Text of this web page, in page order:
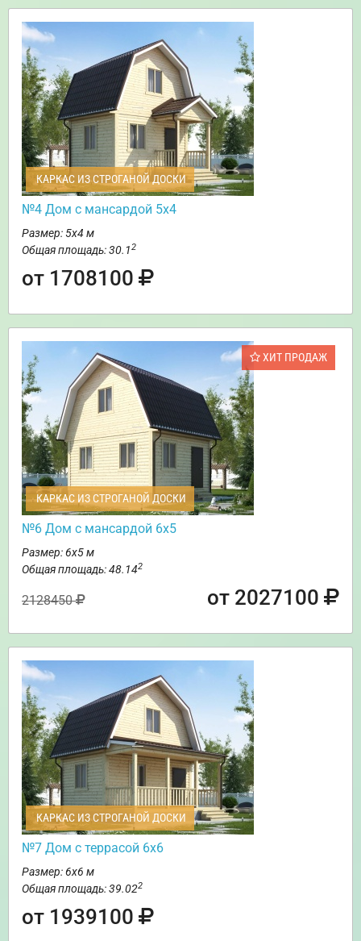
КАРКАС ИЗ СТРОГАНОЙ ДОСКИ
№4 Дом с мансардой 5х4
Размер: 5х4 м
Общая площадь: 30.12
от 1708100
ХИТ ПРОДАЖ
КАРКАС ИЗ СТРОГАНОЙ ДОСКИ
№6 Дом с мансардой 6х5
Размер: 6х5 м
Общая площадь: 48.142
2128450 от 2027100
КАРКАС ИЗ СТРОГАНОЙ ДОСКИ
№7 Дом с террасой 6х6
Размер: 6х6 м
Общая площадь: 39.022
от 1939100